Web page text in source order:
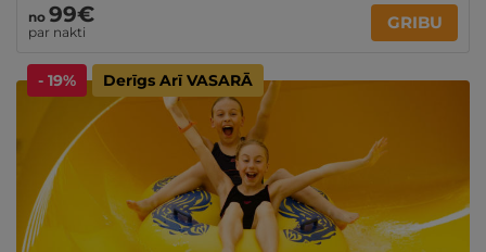
no 99€
par nakti GRIBU
- 19% Derīgs Arī VASARĀ